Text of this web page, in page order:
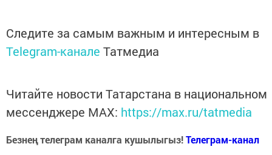
Следите за самым важным и интересным в
Telegram-канале Татмедиа
Читайте новости Татарстана в национальном
мессенджере MАХ: https://max.ru/tatmedia
Безнең телеграм каналга кушылыгыз!Телеграм-канал